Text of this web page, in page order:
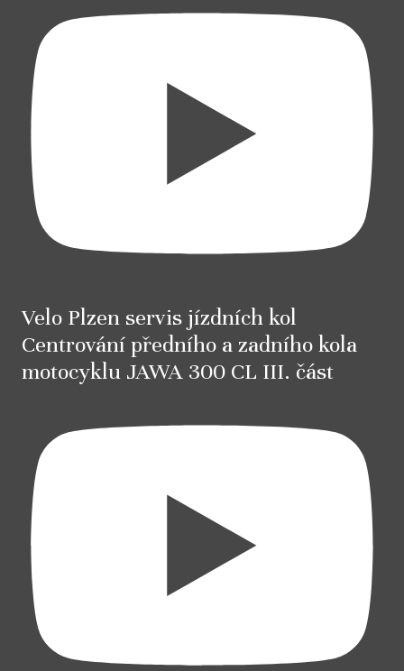
Velo Plzen servis jízdních kol
Centrování předního a zadního kola
motocyklu JAWA 300 CL III. část